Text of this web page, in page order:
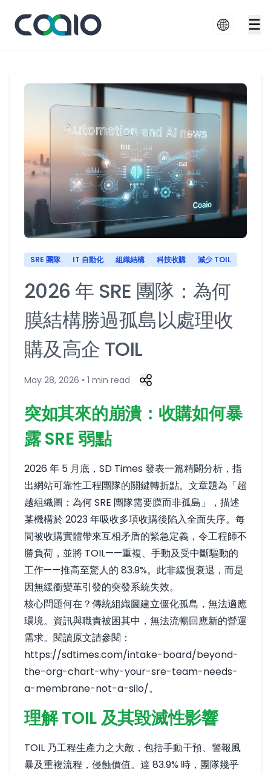
☰
SRE 團隊 IT 自動化 組織結構 科技收購 減少 TOIL
2026 年 SRE 團隊：為何
膜結構勝過孤島以處理收
購及高企 TOIL
May 28, 2026 • 1 min read
突如其來的崩潰：收購如何暴
露 SRE 弱點
2026 年 5 月底，SD Times 發表一篇精闢分析，指
出網站可靠性工程團隊的關鍵轉折點。文章題為「超
越組織圖：為何 SRE 團隊需要膜而非孤島」，描述
某機構於 2023 年吸收多項收購後陷入全面失序。每
間被收購實體帶來互相矛盾的緊急定義，令工程師不
勝負荷，並將 TOIL——重複、手動及受中斷驅動的
工作——推高至驚人的 83.9%。此非緩慢衰退，而是
因無緩衝變革引發的突發系統失效。
核心問題何在？傳統組織圖建立僵化孤島，無法適應
環境。資訊與職責被困其中，無法流暢回應新的營運
需求。閱讀原文請參閱：
https://sdtimes.com/intake-board/beyond-
the-org-chart-why-your-sre-team-needs-
a-membrane-not-a-silo/。
理解 TOIL 及其毀滅性影響
TOIL 乃工程生產力之大敵，包括手動干預、警報風
暴及重複流程，侵蝕價值。達 83.9% 時，團隊幾乎